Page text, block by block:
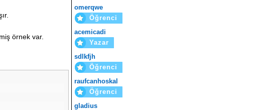
örnek var.
omerqwe
Öğrenci
acemicadi
Yazar
sdlkfjh
Öğrenci
raufcanhoskal
Öğrenci
gladius